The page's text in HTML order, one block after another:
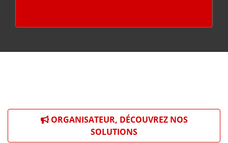
ORGANISATEUR, DÉCOUVREZ NOS
SOLUTIONS